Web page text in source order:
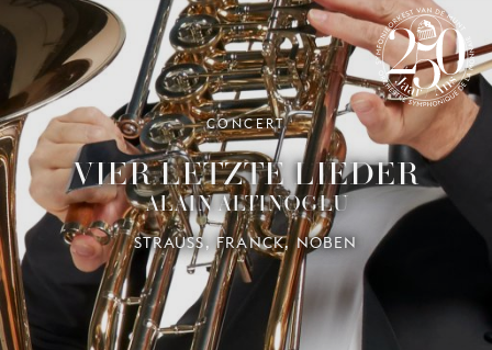
PROGRAMME
MAGAZINE
TICKETS &
ABONNEMENTS
VOTRE
VISITE
JEUNE
PUBLIC
250 ANS DE L’ORCHESTRE
SYMPHONIQUE DE LA MONNAIE
CONCERT
VIER LETZTE LIEDER
ALAIN ALTINOGLU
STRAUSS, FRANCK, NOBEN